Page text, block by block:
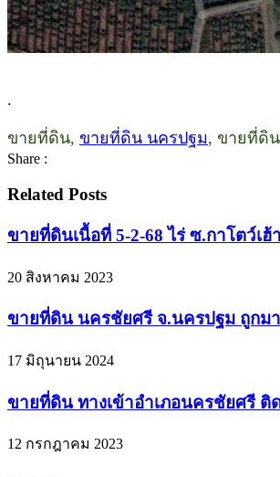
.
ขายที่ดิน, ขายที่ดิน นครปฐม, ขายที่ดิ
Share :
Related Posts
ขายที่ดินเนื้อที่ 5-2-68 ไร่ ซ.กาโตว์เ
20 สิงหาคม 2023
ขายที่ดิน นครชัยศรี จ.นครปฐม ถูกม
17 มิถุนายน 2024
ขายที่ดิน ทางเข้าอำเภอนครชัยศรี ติ
12 กรกฎาคม 2023